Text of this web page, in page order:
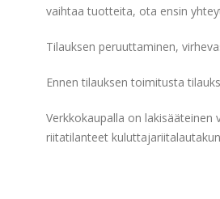
vaihtaa tuotteita, ota ensin
Tilauksen peruuttaminen,
Ennen tilauksen toimitusta
Verkkokaupalla on
riitatilanteet